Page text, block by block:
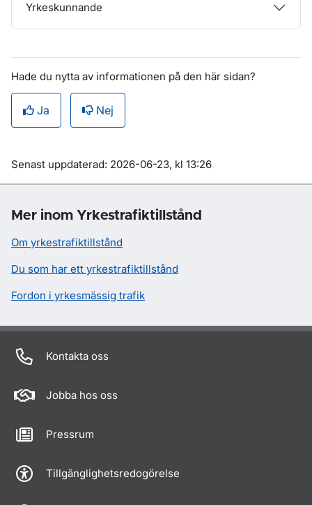
Yrkeskunnande
Hade du nytta av informationen på den här sidan?
Ja Nej
Om sidan
Senast uppdaterad: 2026-06-23, kl 13:26
Mer inom Yrkestrafiktillstånd
Om yrkestrafiktillstånd
Du som har ett yrkestrafiktillstånd
Fordon i yrkesmässig trafik
Kontakta oss
Jobba hos oss
Pressrum
Tillgänglighetsredogörelse